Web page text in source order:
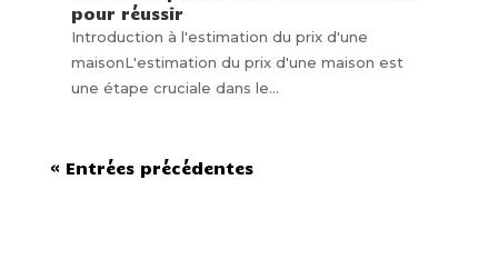
pour réussir
Introduction à l'estimation du prix d'une
maisonL'estimation du prix d'une maison est
une étape cruciale dans le...
« Entrées précédentes